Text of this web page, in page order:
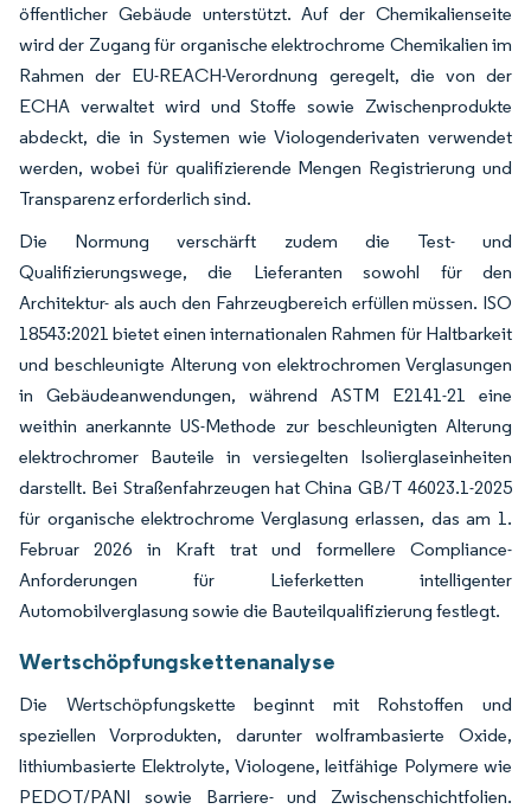
öffentlicher Gebäude unterstützt. Auf der Chemikalienseite
wird der Zugang für organische elektrochrome Chemikalien im
Rahmen der EU-REACH-Verordnung geregelt, die von der
ECHA verwaltet wird und Stoffe sowie Zwischenprodukte
abdeckt, die in Systemen wie Viologenderivaten verwendet
werden, wobei für qualifizierende Mengen Registrierung und
Transparenz erforderlich sind.
Die Normung verschärft zudem die Test- und
Qualifizierungswege, die Lieferanten sowohl für den
Architektur- als auch den Fahrzeugbereich erfüllen müssen. ISO
18543:2021 bietet einen internationalen Rahmen für Haltbarkeit
und beschleunigte Alterung von elektrochromen Verglasungen
in Gebäudeanwendungen, während ASTM E2141-21 eine
weithin anerkannte US-Methode zur beschleunigten Alterung
elektrochromer Bauteile in versiegelten Isolierglaseinheiten
darstellt. Bei Straßenfahrzeugen hat China GB/T 46023.1-2025
für organische elektrochrome Verglasung erlassen, das am 1.
Februar 2026 in Kraft trat und formellere Compliance-
Anforderungen für Lieferketten intelligenter
Automobilverglasung sowie die Bauteilqualifizierung festlegt.
Wertschöpfungskettenanalyse
Die Wertschöpfungskette beginnt mit Rohstoffen und
speziellen Vorprodukten, darunter wolframbasierte Oxide,
lithiumbasierte Elektrolyte, Viologene, leitfähige Polymere wie
PEDOT/PANI sowie Barriere- und Zwischenschichtfolien.